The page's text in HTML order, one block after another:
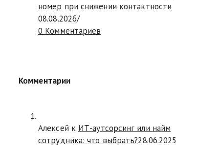
номер при снижении контактности
08.08.2026/
0 Комментариев
Комментарии
Алексей к ИТ-аутсорсинг или найм
сотрудника: что выбрать?28.06.2025